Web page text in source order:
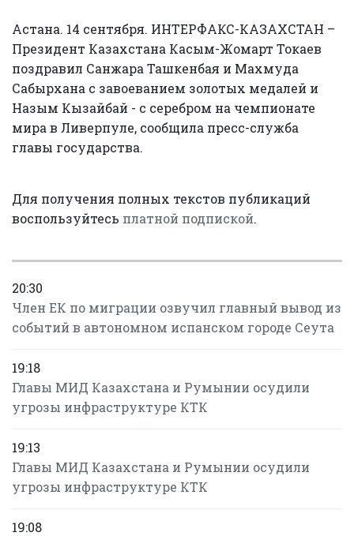
Астана. 14 сентября. ИНТЕРФАКС-КАЗАХСТАН –
Президент Казахстана Касым-Жомарт Токаев
поздравил Санжара Ташкенбая и Махмуда
Сабырхана с завоеванием золотых медалей и
Назым Кызайбай - с серебром на чемпионате
мира в Ливерпуле, сообщила пресс-служба
главы государства.
Для получения полных текстов публикаций
воспользуйтесь платной подпиской.
20:30
Член ЕК по миграции озвучил главный вывод из
событий в автономном испанском городе Сеута
19:18
Главы МИД Казахстана и Румынии осудили
угрозы инфраструктуре КТК
19:13
Главы МИД Казахстана и Румынии осудили
угрозы инфраструктуре КТК
19:08